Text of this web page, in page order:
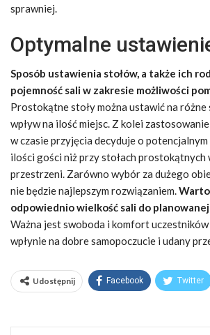
sprawniej.
Optymalne
Sposób ustawienia stołów, a także ich
pojemność sali w zakresie możliwości
Prostokątne stoły można ustawić na różne
wpływ na ilość miejsc. Z kolei
w czasie przyjęcia decyduje o
ilości gości niż przy stołach prostokątnych
przestrzeni. Zarówno wybór za dużego
nie będzie najlepszym rozwiązaniem.
odpowiednio wielkość sali do
Ważna jest swoboda i komfort
wpłynie na dobre samopoczucie i udany
Udostępnij Facebook Twitter